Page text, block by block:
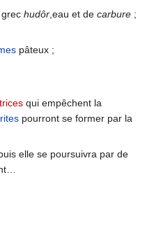
grec hudôr ,eau et de carbure ;
pâteux ;
qui empêchent la
pourront se former par la
elle se poursuivra par de